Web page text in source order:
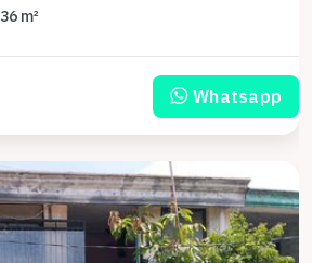
36 m²
Whatsapp